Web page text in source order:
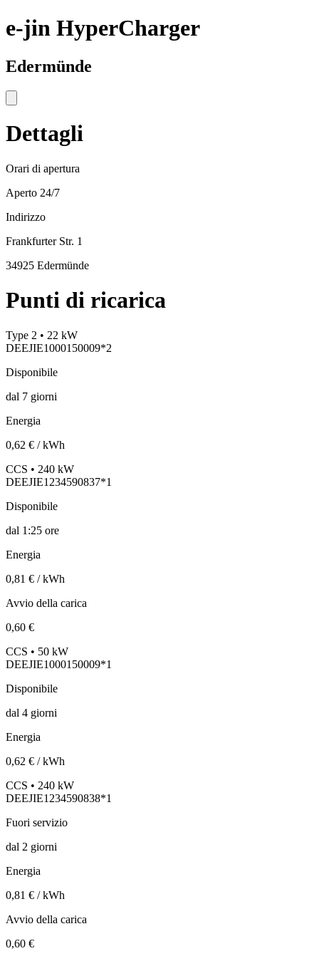
e-jin HyperCharger
Edermünde
Dettagli
Orari di apertura
Aperto 24/7
Indirizzo
Frankfurter Str. 1
34925 Edermünde
Punti di ricarica
Type 2 • 22 kW
DEEJIE1000150009*2
Disponibile
dal 7 giorni
Energia
0,62 € / kWh
CCS • 240 kW
DEEJIE1234590837*1
Disponibile
dal 1:25 ore
Energia
0,81 € / kWh
Avvio della carica
0,60 €
CCS • 50 kW
DEEJIE1000150009*1
Disponibile
dal 4 giorni
Energia
0,62 € / kWh
CCS • 240 kW
DEEJIE1234590838*1
Fuori servizio
dal 2 giorni
Energia
0,81 € / kWh
Avvio della carica
0,60 €